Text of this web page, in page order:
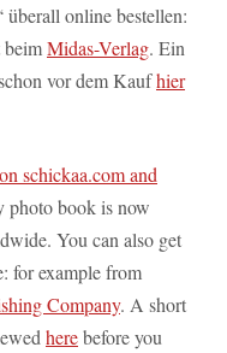
online bestellen:
Midas-Verlag. Ein
vor dem Kaufhier
schickaa.com and
photo book is now
You can also get
for example from
Company. A short
herebefore you